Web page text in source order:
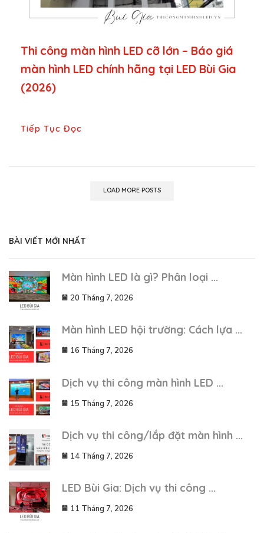
Thi công màn hình LED cỡ lớn – Báo giá
màn hình LED chính hãng tại LED Bùi Gia
(2026)
Tiếp Tục Đọc
LOAD MORE POSTS
BÀI VIẾT MỚI NHẤT
Màn hình LED là gì? Phân loại ...
20 Tháng 7, 2026
Màn hình LED hội trường: Cách lựa ...
16 Tháng 7, 2026
Dịch vụ thi công màn hình LED ...
15 Tháng 7, 2026
Dịch vụ thi công/lắp đặt màn hình ...
14 Tháng 7, 2026
LED Bùi Gia: Dịch vụ thi công ...
11 Tháng 7, 2026